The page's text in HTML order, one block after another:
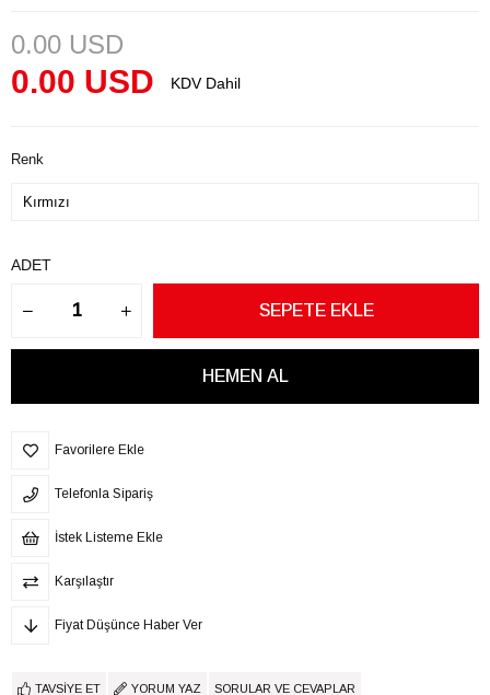
0.00 USD
KDV Dahil
0.00 USD
Renk
ADET
Favorilere Ekle
Telefonla Sipariş
İstek Listeme Ekle
Karşılaştır
Fiyat Düşünce Haber Ver
TAVSIYE ET YORUM YAZ SORULAR VE CEVAPLAR